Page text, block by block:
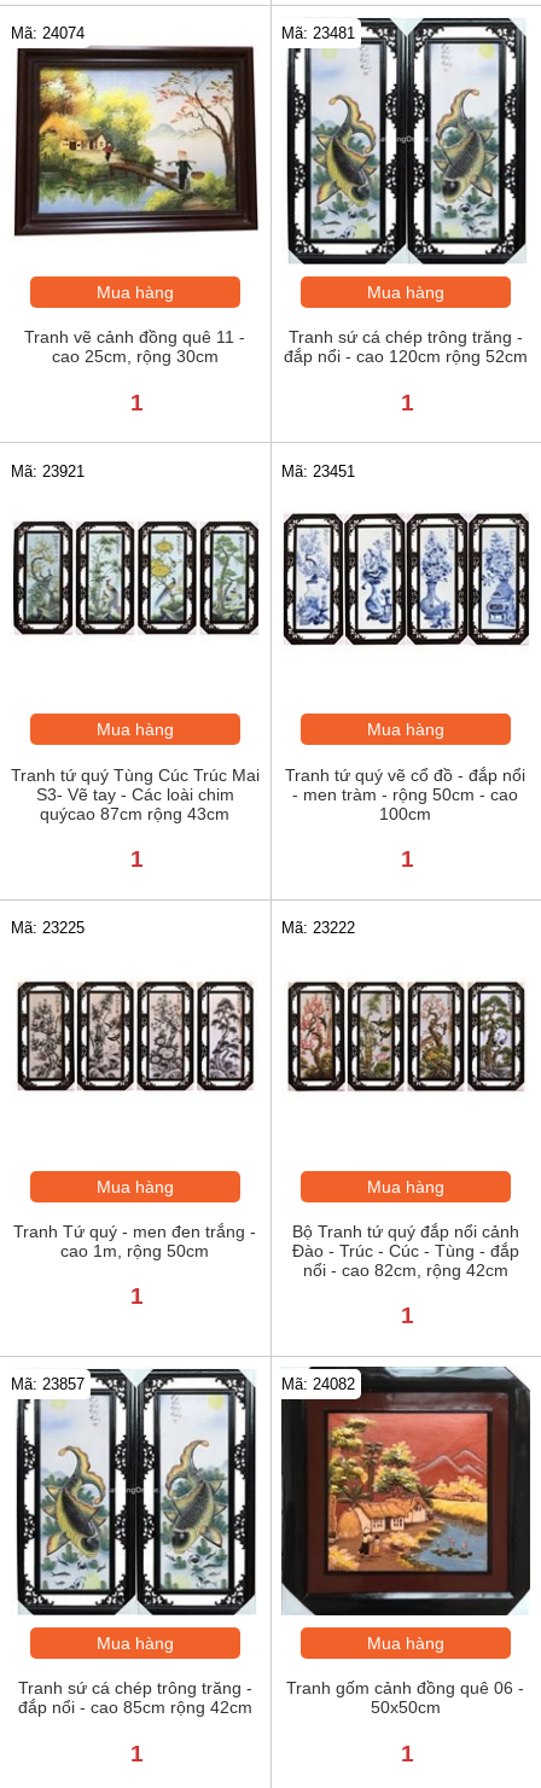
Mã: 24074
Mua hàng
Tranh vẽ cảnh đồng quê 11 -
cao 25cm, rộng 30cm
1
Mã: 23481
Mua hàng
Tranh sứ cá chép trông trăng -
đắp nổi - cao 120cm rộng 52cm
1
Mã: 23921
Mua hàng
Tranh tứ quý Tùng Cúc Trúc Mai
S3- Vẽ tay - Các loài chim
quýcao 87cm rộng 43cm
1
Mã: 23451
Mua hàng
Tranh tứ quý vẽ cổ đồ - đắp nổi
- men tràm - rộng 50cm - cao
100cm
1
Mã: 23225
Mua hàng
Tranh Tứ quý - men đen trắng -
cao 1m, rộng 50cm
1
Mã: 23222
Mua hàng
Bộ Tranh tứ quý đắp nổi cảnh
Đào - Trúc - Cúc - Tùng - đắp
nổi - cao 82cm, rộng 42cm
1
Mã: 23857
Mua hàng
Tranh sứ cá chép trông trăng -
đắp nổi - cao 85cm rộng 42cm
1
Mã: 24082
Mua hàng
Tranh gốm cảnh đồng quê 06 -
50x50cm
1